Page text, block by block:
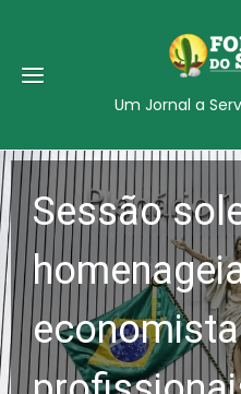
Um Jornal a
Sessão